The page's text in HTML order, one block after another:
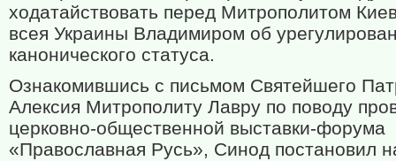
ходатайствовать перед Митрополитом
всея Украины Владимиром об
канонического статуса.
Ознакомившись с письмом Святейшего
Алексия Митрополиту Лавру по поводу
церковно-общественной выставки-форума
«Православная Русь», Синод постановил